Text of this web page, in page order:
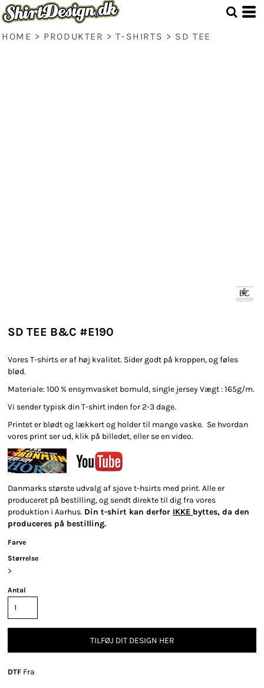
HOME > PRODUKTER > T-SHIRTS > SD TEE
SD TEE B&C #E190
Vores T-shirts er af høj kvalitet. Sider godt på kroppen, og føles
blød.
Materiale: 100 % ensymvasket bomuld, single jersey Vægt : 165g/m.
Vi sender typisk din T-shirt inden for 2-3 dage.
Printet er blødt og lækkert og holder til mange vaske. Se hvordan
vores print ser ud, klik på billedet, eller se en video.
Danmarks største udvalg af sjove t-hsirts med print. Alle er
produceret på bestilling, og sendt direkte til dig fra vores
produktion i Aarhus. Din t-shirt kan derfor IKKE byttes, da den
produceres på bestilling.
Farve
Størrelse
>
Antal
TILFØJ DIT DESIGN HER
DTF Fra